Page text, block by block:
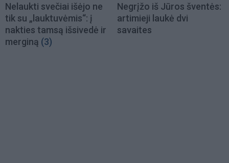
Nelaukti svečiai išėjo ne
tik su „lauktuvėmis“: į
nakties tamsą išsivedė ir
merginą (3)
Negrįžo iš Jūros šventės:
artimieji laukė dvi
savaites